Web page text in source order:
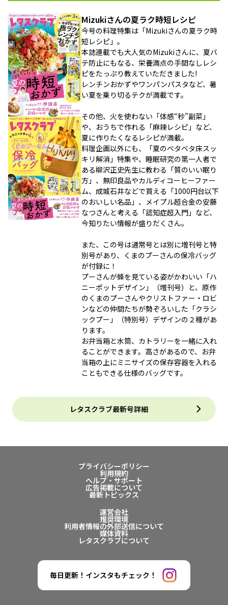
Mizukiさんの夏ラク時短レシピ
今号の料理特集は「Mizukiさんの夏ラク時
短レシピ」。
本誌連載でも大人気のMizukiさんに、夏バ
テ防止にもなる、栄養満点の手間なしレシ
ピをたっぷり教えていただきました!
レンチンおかずやワンパンパスタなど、暑
い夏を乗り切るテクが満載です。
その他、火を使わない「体感“秒”副菜」
や、おうちで作れる「麻辣レシピ」など、
夏に作りたくなるレシピが満載。
料理企画以外にも、「夏のベタベタ床スッ
キリ解消」特集や、睡眠研究の第一人者で
ある柳沢正史先生に教わる「質のいい眠り
方」、無印良品やカルディコーヒーファー
ム、成城石井などで買える「1000円台以下
のおいしい名品」、メイプル超合金の安藤
なつさんと考える「認知症超入門」など、
今知りたい情報が盛りだくさん。
また、この号は通常号とは別に増刊号と特
別号があり、くまのプーさんの保冷バッグ
が付録に！
プーさんが蜂を見ている姿がかわいい「ハ
ニーポットデザイン」（増刊号）と、原作
のくまのプーさんやクリストファー・ロビ
ンなどの仲間たちが勢ぞろいした「クラシ
ックプー」（特別号）デザインの２種があ
ります。
お弁当箱と水筒、カトラリーを一緒に入れ
ることができます。高さがあるので、お弁
当箱の上にミニサイズの保存容器を入れる
こともできる仕様のバッグです。
レタスクラブ最新号詳細
プライバシーポリシー
利用規約
ヘルプ・サポート
広告掲載について
最新トピックス
運営会社
推奨環境
利用者情報の外部送信について
媒体資料
レタスクラブについて
毎日更新！インスタもチェック！